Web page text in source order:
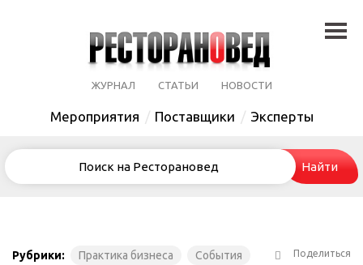
ЖУРНАЛ СТАТЬИ НОВОСТИ
Мероприятия Поставщики Эксперты
Поделиться
Рубрики: Практика бизнеса
События